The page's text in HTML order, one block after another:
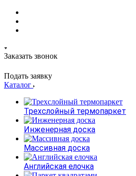
Заказать звонок
Подать заявку
Каталог
Трехслойный термопаркет
Инженерная доска
Массивная доска
Английская елочка